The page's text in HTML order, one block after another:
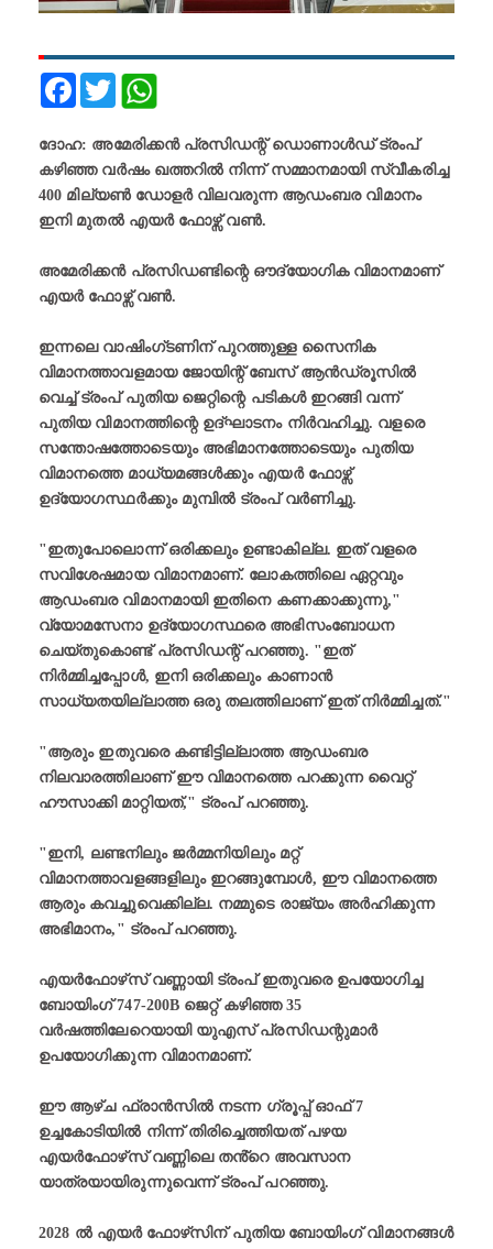
FacebookTwitter
ദോഹ: അമേരിക്കൻ പ്രസിഡന്റ് ഡൊണാൾഡ് ട്രംപ്
കഴിഞ്ഞ വർഷം ഖത്തറിൽ നിന്ന് സമ്മാനമായി സ്വീകരിച്ച
400 മില്യൺ ഡോളർ വിലവരുന്ന ആഡംബര വിമാനം
ഇനി മുതൽ എയർ ഫോഴ്സ് വൺ.
അമേരിക്കൻ പ്രസിഡണ്ടിന്റെ ഔദ്യോഗിക വിമാനമാണ്
എയർ ഫോഴ്സ് വൺ.
ഇന്നലെ വാഷിംഗ്ടണിന് പുറത്തുള്ള സൈനിക
വിമാനത്താവളമായ ജോയിന്റ് ബേസ് ആൻഡ്രൂസിൽ
വെച്ച് ട്രംപ് പുതിയ ജെറ്റിന്റെ പടികൾ ഇറങ്ങി വന്ന്
പുതിയ വിമാനത്തിന്റെ ഉദ്ഘാടനം നിർവഹിച്ചു. വളരെ
സന്തോഷത്തോടെയും അഭിമാനത്തോടെയും പുതിയ
വിമാനത്തെ മാധ്യമങ്ങൾക്കും എയർ ഫോഴ്സ്
ഉദ്യോഗസ്ഥർക്കും മുമ്പിൽ ട്രംപ് വർണിച്ചു.
"ഇതുപോലൊന്ന് ഒരിക്കലും ഉണ്ടാകില്ല. ഇത് വളരെ
സവിശേഷമായ വിമാനമാണ്. ലോകത്തിലെ ഏറ്റവും
ആഡംബര വിമാനമായി ഇതിനെ കണക്കാക്കുന്നു,"
വ്യോമസേനാ ഉദ്യോഗസ്ഥരെ അഭിസംബോധന
ചെയ്തുകൊണ്ട് പ്രസിഡന്റ് പറഞ്ഞു. "ഇത്
നിർമ്മിച്ചപ്പോൾ, ഇനി ഒരിക്കലും കാണാൻ
സാധ്യതയില്ലാത്ത ഒരു തലത്തിലാണ് ഇത് നിർമ്മിച്ചത്."
"ആരും ഇതുവരെ കണ്ടിട്ടില്ലാത്ത ആഡംബര
നിലവാരത്തിലാണ് ഈ വിമാനത്തെ പറക്കുന്ന വൈറ്റ്
ഹൗസാക്കി മാറ്റിയത്," ട്രംപ് പറഞ്ഞു.
"ഇനി, ലണ്ടനിലും ജർമ്മനിയിലും മറ്റ്
വിമാനത്താവളങ്ങളിലും ഇറങ്ങുമ്പോൾ, ഈ വിമാനത്തെ
ആരും കവച്ചുവെക്കില്ല. നമ്മുടെ രാജ്യം അർഹിക്കുന്ന
അഭിമാനം," ട്രംപ് പറഞ്ഞു.
എയർഫോഴ്‌സ് വണ്ണായി ട്രംപ് ഇതുവരെ ഉപയോഗിച്ച
ബോയിംഗ് 747-200B ജെറ്റ് കഴിഞ്ഞ 35
വർഷത്തിലേറെയായി യുഎസ് പ്രസിഡന്റുമാർ
ഉപയോഗിക്കുന്ന വിമാനമാണ്.
ഈ ആഴ്ച ഫ്രാൻസിൽ നടന്ന ഗ്രൂപ്പ് ഓഫ് 7
ഉച്ചകോടിയിൽ നിന്ന് തിരിച്ചെത്തിയത് പഴയ
എയർഫോഴ്‌സ് വണ്ണിലെ തൻ്റെ അവസാന
യാത്രയായിരുന്നുവെന്ന് ട്രംപ് പറഞ്ഞു.
2028 ൽ എയർ ഫോഴ്‌സിന് പുതിയ ബോയിംഗ് വിമാനങ്ങൾ